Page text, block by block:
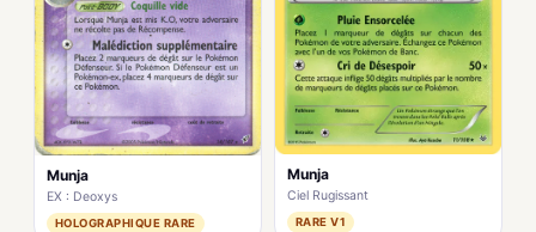
Munja
EX : Deoxys
HOLOGRAPHIQUE RARE
Munja
Ciel Rugissant
RARE V1